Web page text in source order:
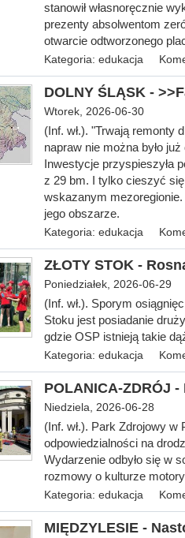
stanowił własnoręcznie
prezenty absolwentom
otwarcie odtworzonego
Kategoria: edukacja
DOLNY ŚLĄSK -
Wtorek, 2026-06-30
(Inf. wł.). "Trwają remonty
napraw nie można było
Inwestycje przyspieszyła
z 29 bm. I tylko cieszyć
wskazanym mezoregionie.
jego obszarze.
Kategoria: edukacja
ZŁOTY STOK -
Poniedziałek, 2026-06-29
(Inf. wł.). Sporym
Stoku jest posiadanie
gdzie OSP istnieją takie
Kategoria: edukacja
POLANICA-ZDRÓJ
Niedziela, 2026-06-28
(Inf. wł.). Park Zdrojowy w
odpowiedzialności na
Wydarzenie odbyło się w
rozmowy o kulturze
Kategoria: edukacja
MIĘDZYLESIE -